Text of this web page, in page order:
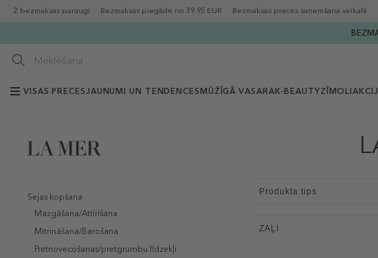
2 bezmaksas paraugi Bezmaksas piegāde no 39.95 EUR Bezmaksas preces saņemšana veikalā
VISAS PRECESJAUNUMI UN TENDENCES MŪŽĪGĀ VASARAK-BEAUTYZĪMOLI
Sejas kopšana
Mazgāšana/Attīrīšana
Mitrināšana/Barošana
Pretnovecošanas/pretgrumbu līdzekļi
Produkta tips
ZAĻI